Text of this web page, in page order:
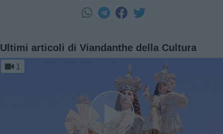
Ultimi articoli di Viandanthe della Cultura
1